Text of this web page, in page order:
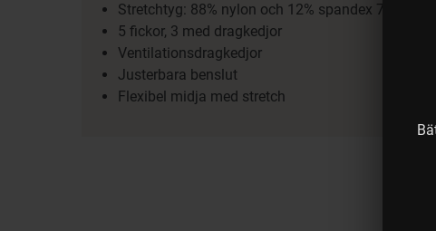
Stretchtyg: 88% nylon och 12% spandex 70D
5 fickor, 3 med dragkedjor
Ventilationsdragkedjor
Justerbara benslut
Flexibel midja med stretch